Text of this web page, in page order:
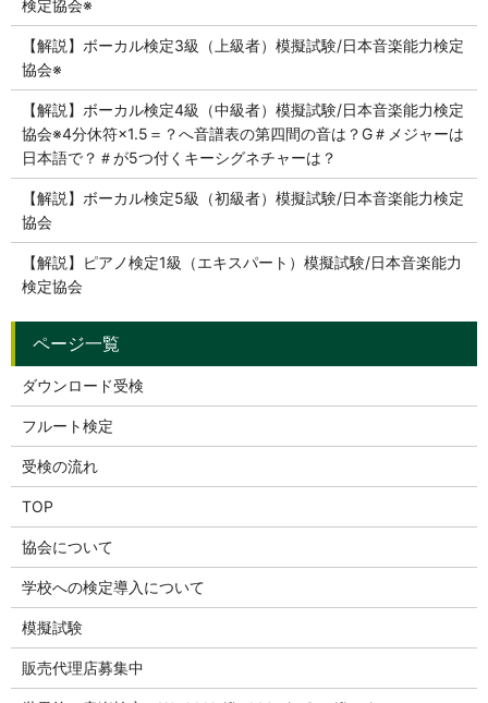
検定協会※
【解説】ボーカル検定3級（上級者）模擬試験/日本音楽能力検定
協会※
【解説】ボーカル検定4級（中級者）模擬試験/日本音楽能力検定
協会※4分休符×1.5＝？へ音譜表の第四間の音は？G＃メジャーは
日本語で？＃が5つ付くキーシグネチャーは？
【解説】ボーカル検定5級（初級者）模擬試験/日本音楽能力検定
協会
【解説】ピアノ検定1級（エキスパート）模擬試験/日本音楽能力
検定協会
ダウンロード受検
フルート検定
受検の流れ
TOP
協会について
学校への検定導入について
模擬試験
販売代理店募集中